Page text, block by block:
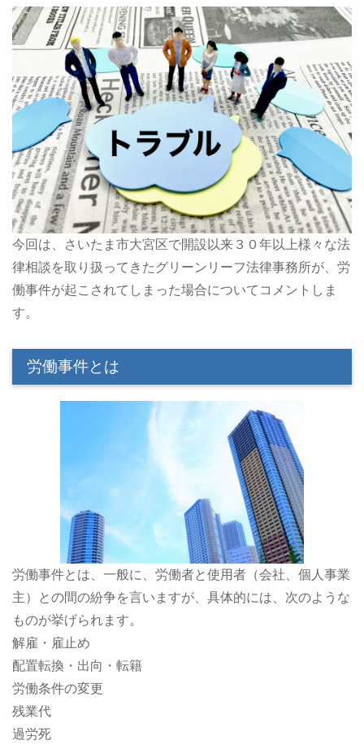
今回は、さいたま市大宮区で開設以来３０年以上様々な法
律相談を取り扱ってきたグリーンリーフ法律事務所が、労
働事件が起こされてしまった場合についてコメントしま
す。
労働事件とは
労働事件とは、一般に、労働者と使用者（会社、個人事業
主）との間の紛争を言いますが、具体的には、次のような
ものが挙げられます。
解雇・雇止め
配置転換・出向・転籍
労働条件の変更
残業代
過労死